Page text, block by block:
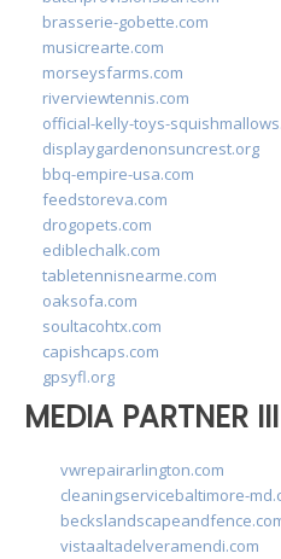
brasserie-gobette.com
musicrearte.com
morseysfarms.com
riverviewtennis.com
official-kelly-toys-
displaygardenonsuncrest.org
bbq-empire-usa.com
feedstoreva.com
drogopets.com
ediblechalk.com
tabletennisnearme.com
oaksofa.com
soultacohtx.com
capishcaps.com
gpsyfl.org
MEDIA PARTNER III
vwrepairarlington.com
cleaningservicebaltimore-
vistaaltadelveramendi.com